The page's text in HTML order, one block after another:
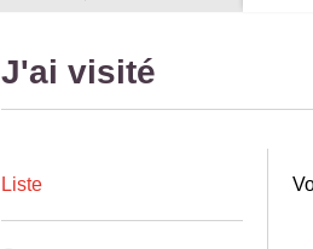
J'ai visité
Liste